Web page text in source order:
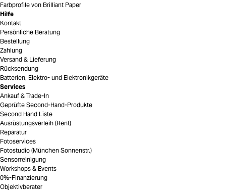
Farbprofile von Brilliant Paper
Hilfe
Kontakt
Persönliche Beratung
Bestellung
Zahlung
Versand & Lieferung
Rücksendung
Batterien, Elektro- und Elektronikgeräte
Services
Ankauf & Trade-In
Geprüfte Second-Hand-Produkte
Second Hand Liste
Ausrüstungsverleih (Rent)
Reparatur
Fotoservices
Fotostudio (München Sonnenstr.)
Sensorreinigung
Workshops & Events
0%-Finanzierung
Objektivberater